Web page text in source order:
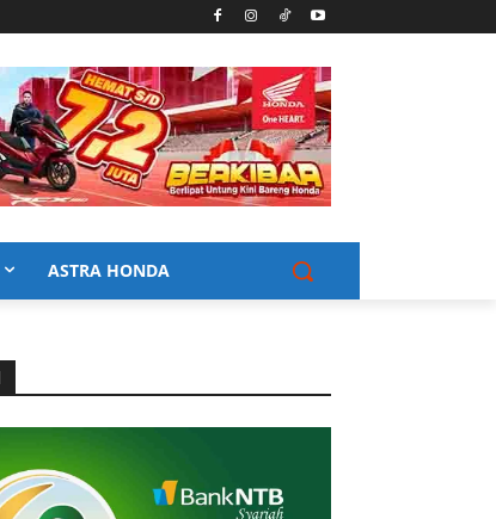
ASTRA HONDA